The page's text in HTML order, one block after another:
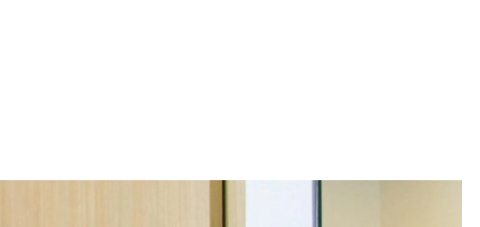
PORADY ZIELEŃ W DOMU